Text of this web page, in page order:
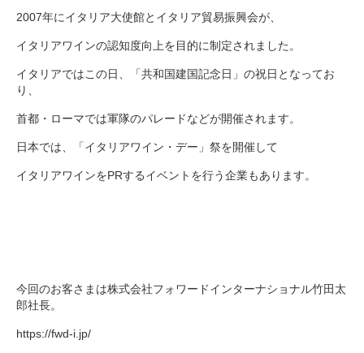
2007年にイタリア大使館とイタリア貿易振興会が、
イタリアワインの認知度向上を目的に制定されました。
イタリアではこの日、「共和国建国記念日」の祝日となってお
り、
首都・ローマでは軍隊のパレードなどが開催されます。
日本では、「イタリアワイン・デー」祭を開催して
イタリアワインをPRするイベントを行う企業もあります。
今回のお客さまは株式会社フォワードインターナショナル竹田太
郎社長。
https://fwd-i.jp/